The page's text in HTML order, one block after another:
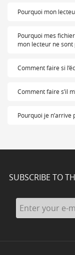
Pourquoi mon
Pourquoi mes
mon lecteur ne sont
Comment faire si
Comment faire s’il
Pourquoi je
SUBSCRIBE TO